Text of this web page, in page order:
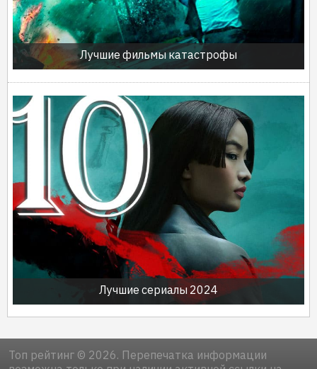
Лучшие фильмы катастрофы
Лучшие сериалы 2024
Топ рейтинг © 2026. Перепечатка информации